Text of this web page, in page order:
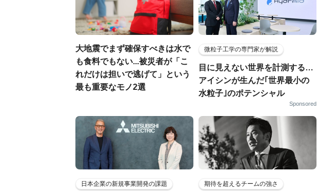
大地震でまず確保すべきは水で
も食料でもない...被災者が「こ
れだけは担いで逃げて」という
最も重要なモノ2選
微粒子工学の専門家が解説
目に見えない世界を計測する…
アイシンが生んだ｢世界最小の
水粒子｣のポテンシャル
Sponsored
日本企業の新規事業開発の課題 期待を超えるチームの強さ